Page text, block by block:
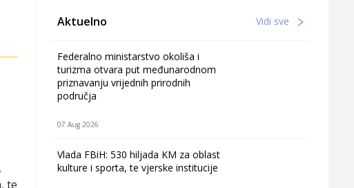
te
Aktuelno Vidi sve
Federalno ministarstvo okoliša i
turizma otvara put međunarodnom
priznavanju vrijednih prirodnih
područja
07 Aug 2026
Vlada FBiH: 530 hiljada KM za oblast
kulture i sporta, te vjerske institucije